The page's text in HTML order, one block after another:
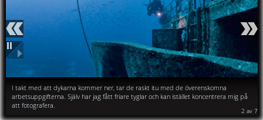
DYK Guiden
Shop
Kontakt
Sök
I takt med att dykarna kommer ner, tar de raskt itu med de överenskomna
arbetsuppgifterna. Själv har jag fått friare tyglar och kan istället koncentrera mig på
att fotografera.
Det är hårt slit att skära
av det tjocka tågvirket.
Föregående
2 av 7